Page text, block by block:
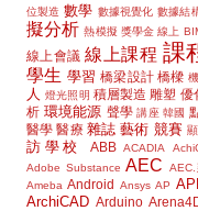
位製造 數學 數據視覺化 數據結
擬分析 熱模擬 獎學金 線上
線上會議 線上課程 課
學生 學習 橋梁設計 橋樑
人
燈光照明 積層製造 雕塑 優
析 環境能源 聲學 講座 韓國
醫學 醫療 雜誌 藝術 競賽
訪學校
ABB ACADIA
Adobe Substance AEC
Ameba Android Ansys AP
ArchiCAD Arduino